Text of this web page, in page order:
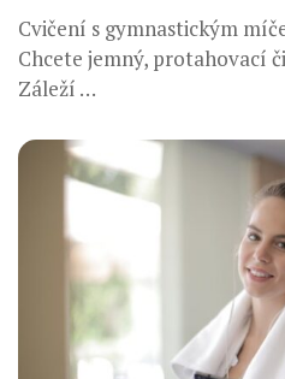
Cvičení s gymnastickým
Chcete jemný, protahovací
Záleží …